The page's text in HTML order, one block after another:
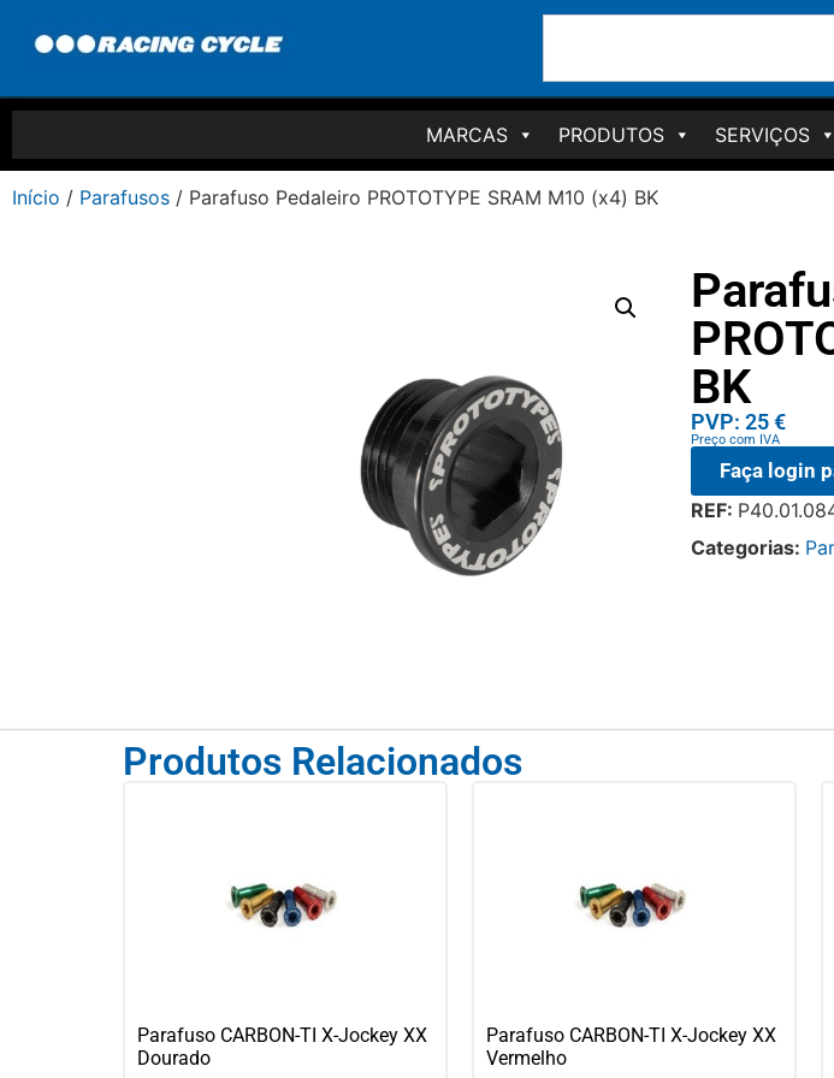
MARCAS PRODUTOS SERVIÇOS
Início / Parafusos / Parafuso Pedaleiro PROTOTYPE SRAM M10 (x4) BK
BK
PVP: 25 €
Preço com IVA
Faça login
REF:
Categorias:
Produtos Relacionados
Parafuso CARBON-TI X-Jockey XX
Dourado
Parafuso CARBON-TI X-Jockey XX
Vermelho